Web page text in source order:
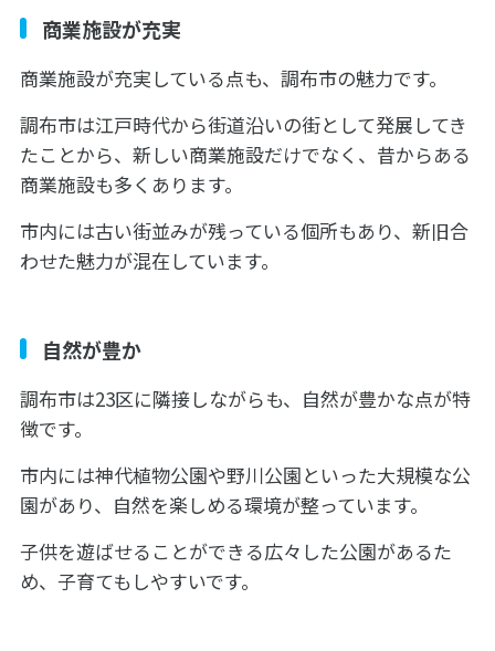
商業施設が充実
商業施設が充実している点も、調布市の魅力です。
調布市は江戸時代から街道沿いの街として発展してき
たことから、新しい商業施設だけでなく、昔からある
商業施設も多くあります。
市内には古い街並みが残っている個所もあり、新旧合
わせた魅力が混在しています。
自然が豊か
調布市は23区に隣接しながらも、自然が豊かな点が特
徴です。
市内には神代植物公園や野川公園といった大規模な公
園があり、自然を楽しめる環境が整っています。
子供を遊ばせることができる広々した公園があるた
め、子育てもしやすいです。